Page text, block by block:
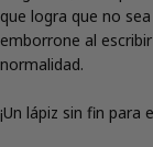
que logra que no
emborrone al
normalidad.
¡Un lápiz sin fin para